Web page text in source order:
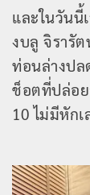
และในวันนี้
งบลู จิรารั
ท่อนล่างป
ช็อตที่ปล่อ
10 ไม่มีหักเ